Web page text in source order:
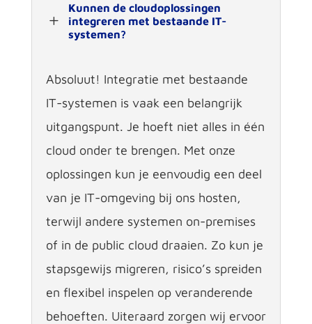
L
Kunnen de cloudoplossingen
integreren met bestaande IT-
systemen?
Absoluut! Integratie met bestaande
IT-systemen is vaak een belangrijk
uitgangspunt. Je hoeft niet alles in één
cloud onder te brengen. Met onze
oplossingen kun je eenvoudig een deel
van je IT-omgeving bij ons hosten,
terwijl andere systemen on-premises
of in de public cloud draaien. Zo kun je
stapsgewijs migreren, risico’s spreiden
en flexibel inspelen op veranderende
behoeften. Uiteraard zorgen wij ervoor